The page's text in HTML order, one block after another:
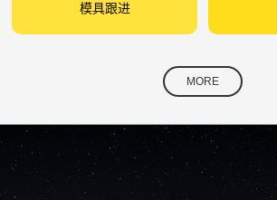
模具跟进
MORE